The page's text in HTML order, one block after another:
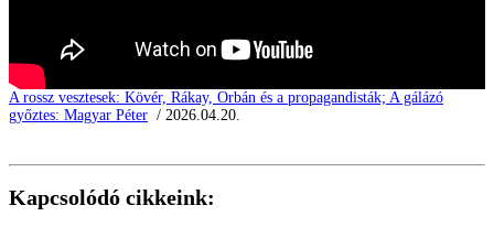
A rossz vesztesek: Kövér, Rákay, Orbán és a propagandisták; A gálázó
győztes: Magyar Péter / 2026.04.20.
Kapcsolódó cikkeink: